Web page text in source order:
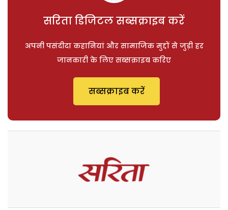
सरिता डिजिटल सब्सक्राइब करें
अपनी पसंदीदा कहानियां और सामाजिक मुद्दों से जुड़ी हर
जानकारी के लिए सब्सक्राइब करिए
सब्सक्राइब करें